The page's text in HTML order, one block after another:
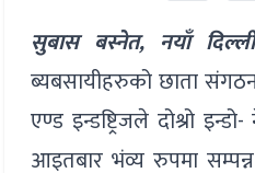
सुबास बस्नेत, नयाँ
ब्यबसायीहरुको छाता
एण्ड इन्डष्ट्रिजले दोश्रो
आइतबार भंव्य रुपमा